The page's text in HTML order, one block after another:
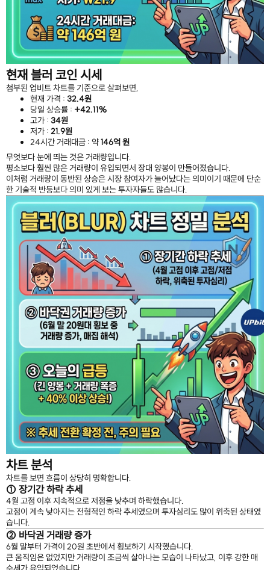
현재 블러 코인 시세
첨부된 업비트 차트를 기준으로 살펴보면,
현재 가격 : 32.4원
당일 상승률 : +42.11%
고가 : 34원
저가 : 21.9원
24시간 거래대금 : 약146억 원
무엇보다 눈에 띄는 것은 거래량입니다.
평소보다 훨씬 많은 거래량이 유입되면서 장대 양봉이 만들어졌습니다.
이처럼 거래량이 동반된 상승은 시장 참여자가 늘어났다는 의미이기 때문에 단순
한 기술적 반등보다 의미 있게 보는 투자자들도 많습니다.
차트 분석
차트를 보면 흐름이 상당히 명확합니다.
① 장기간 하락 추세
4월 고점 이후 지속적으로 저점을 낮추며 하락했습니다.
고점이 계속 낮아지는 전형적인 하락 추세였으며 투자심리도 많이 위축된 상태였
습니다.
② 바닥권 거래량 증가
6월 말부터 가격이 20원 초반에서 횡보하기 시작했습니다.
큰 움직임은 없었지만 거래량이 조금씩 살아나는 모습이 나타났고, 이후 강한 매